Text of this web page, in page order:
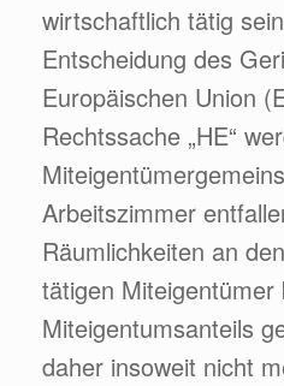
wirtschaftlich tätig
Entscheidung des
Europäischen Union
Rechtssache „HE“
Arbeitszimmer
Räumlichkeiten an
tätigen
Miteigentumsanteils
daher insoweit nicht